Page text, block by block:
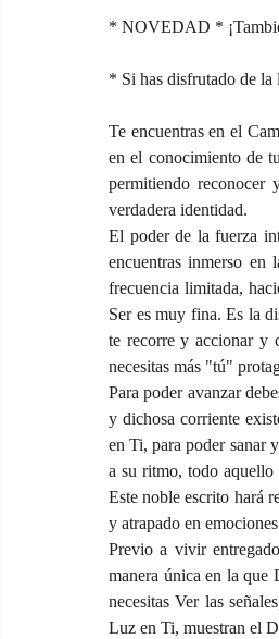
* NOVEDAD *
* Si has disfrutado de la
Te encuentras en el
en el conocimiento de
permitiendo reconocer
verdadera identidad.
El poder de la fuerza
encuentras inmerso
frecuencia limitada,
Ser es muy fina. Es la
te recorre y accionar y
necesitas más "tú"
Para poder avanzar
y dichosa corriente
en Ti, para poder sanar
a su ritmo, todo aquello
Este noble escrito hará
y atrapado en
Previo a vivir
manera única en la que
necesitas Ver las
Luz en Ti, muestran el